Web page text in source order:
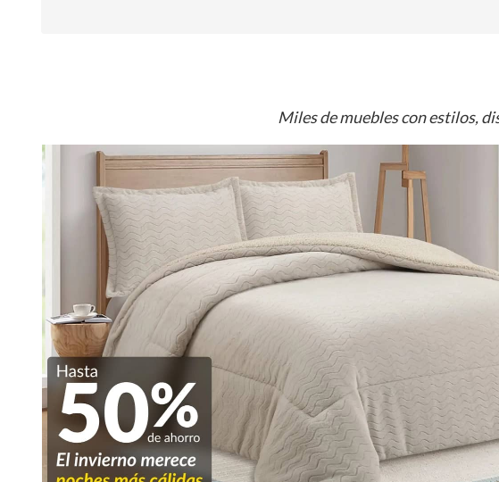
Miles de muebles con estilos,